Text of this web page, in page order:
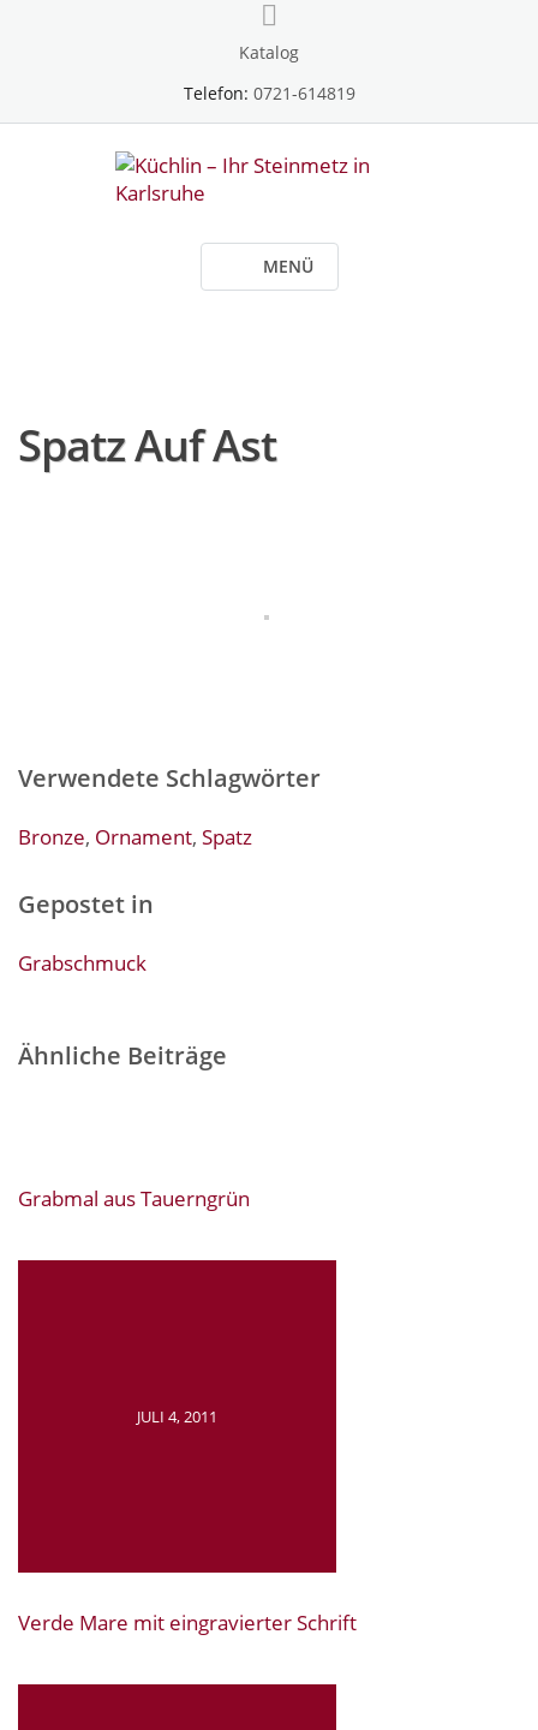
Katalog
Telefon: 0721-614819
MENÜ
Spatz Auf Ast
Verwendete Schlagwörter
Bronze, Ornament, Spatz
Gepostet in
Grabschmuck
Ähnliche Beiträge
Grabmal aus Tauerngrün
JULI 4, 2011
Verde Mare mit eingravierter Schrift